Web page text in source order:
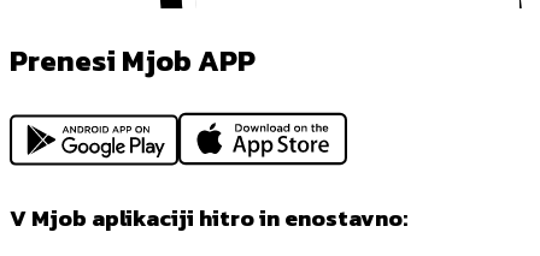
Prenesi Mjob APP
V Mjob aplikaciji hitro in enostavno: